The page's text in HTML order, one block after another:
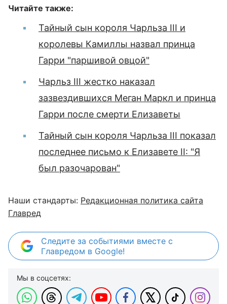
Читайте также:
Тайный сын короля Чарльза III и
королевы Камиллы назвал принца
Гарри "паршивой овцой"
Чарльз III жестко наказал
зазвездившихся Меган Маркл и принца
Гарри после смерти Елизаветы
Тайный сын короля Чарльза III показал
последнее письмо к Елизавете II: "Я
был разочарован"
Наши стандарты: Редакционная политика сайта
Главред
Следите за событиями вместе с
Главредом в Google!
Мы в соцсетях: